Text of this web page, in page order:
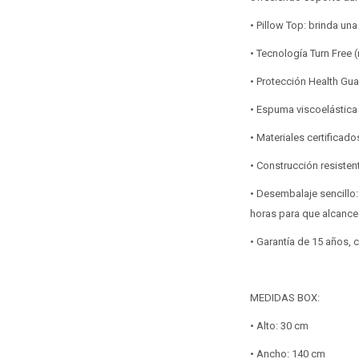
• Pillow Top: brinda
• Tecnología Turn
• Protección Health
• Espuma
• Materiales
• Construcción
• Desembalaje
horas para que
• Garantía de 15
MEDIDAS BOX:
• Alto: 30 cm
• Ancho: 140 cm